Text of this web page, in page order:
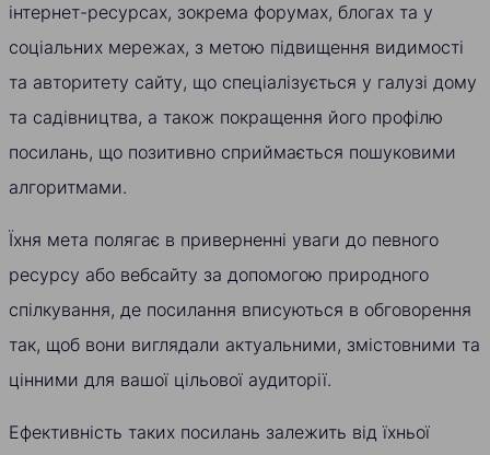
інтернет-ресурсах, зокрема форумах, блогах та у
соціальних мережах, з метою підвищення видимості
та авторитету сайту, що спеціалізується у галузі дому
та садівництва, а також покращення його профілю
посилань, що позитивно сприймається пошуковими
алгоритмами.
Їхня мета полягає в приверненні уваги до певного
ресурсу або вебсайту за допомогою природного
спілкування, де посилання вписуються в обговорення
так, щоб вони виглядали актуальними, змістовними та
цінними для вашої цільової аудиторії.
Ефективність таких посилань залежить від їхньої